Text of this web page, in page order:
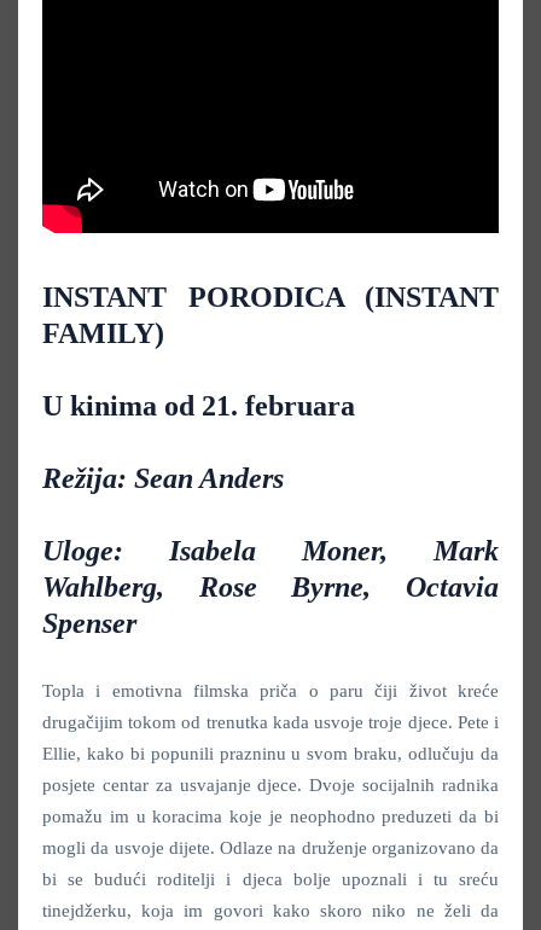
INSTANT PORODICA (INSTANT
FAMILY)
U kinima od 21. februara
Režija: Sean Anders
Uloge: Isabela Moner, Mark
Wahlberg, Rose Byrne, Octavia
Spenser
Topla i emotivna filmska priča o paru čiji život kreće
drugačijim tokom od trenutka kada usvoje troje djece. Pete i
Ellie, kako bi popunili prazninu u svom braku, odlučuju da
posjete centar za usvajanje djece. Dvoje socijalnih radnika
pomažu im u koracima koje je neophodno preduzeti da bi
mogli da usvoje dijete. Odlaze na druženje organizovano da
bi se budući roditelji i djeca bolje upoznali i tu sreću
tinejdžerku, koja im govori kako skoro niko ne želi da